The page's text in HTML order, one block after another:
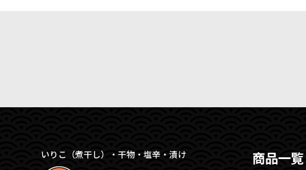
いりこ（煮干し）・干物・塩辛・漬け 商品一覧